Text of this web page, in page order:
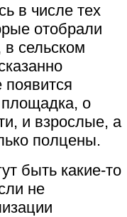
в числе тех
отобрали
сельском
о
и взрослые, а
полцены.
быть какие-то
не